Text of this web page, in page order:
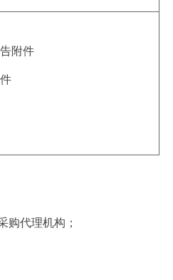
附件
购代理机构；